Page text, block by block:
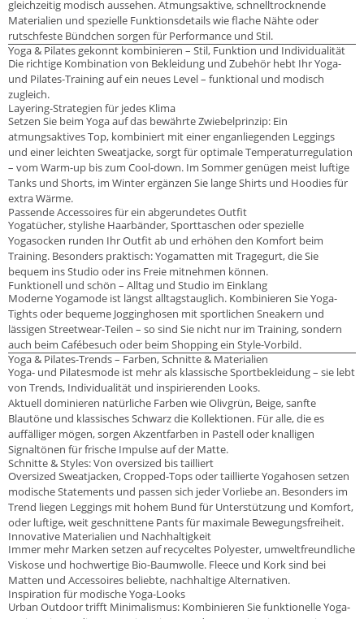
gleichzeitig modisch aussehen. Atmungsaktive, schnelltrocknende
Materialien und spezielle Funktionsdetails wie flache Nähte oder
rutschfeste Bündchen sorgen für Performance und Stil.
Yoga & Pilates gekonnt kombinieren – Stil, Funktion und Individualität
Die richtige Kombination von Bekleidung und Zubehör hebt Ihr Yoga-
und Pilates-Training auf ein neues Level – funktional und modisch
zugleich.
Layering-Strategien für jedes Klima
Setzen Sie beim Yoga auf das bewährte Zwiebelprinzip: Ein
atmungsaktives Top, kombiniert mit einer enganliegenden Leggings
und einer leichten Sweatjacke, sorgt für optimale Temperaturregulation
– vom Warm-up bis zum Cool-down. Im Sommer genügen meist luftige
Tanks und Shorts, im Winter ergänzen Sie lange Shirts und Hoodies für
extra Wärme.
Passende Accessoires für ein abgerundetes Outfit
Yogatücher, stylishe Haarbänder, Sporttaschen oder spezielle
Yogasocken runden Ihr Outfit ab und erhöhen den Komfort beim
Training. Besonders praktisch: Yogamatten mit Tragegurt, die Sie
bequem ins Studio oder ins Freie mitnehmen können.
Funktionell und schön – Alltag und Studio im Einklang
Moderne Yogamode ist längst alltagstauglich. Kombinieren Sie Yoga-
Tights oder bequeme Jogginghosen mit sportlichen Sneakern und
lässigen Streetwear-Teilen – so sind Sie nicht nur im Training, sondern
auch beim Cafébesuch oder beim Shopping ein Style-Vorbild.
Yoga & Pilates-Trends – Farben, Schnitte & Materialien
Yoga- und Pilatesmode ist mehr als klassische Sportbekleidung – sie lebt
von Trends, Individualität und inspirierenden Looks.
Aktuell dominieren natürliche Farben wie Olivgrün, Beige, sanfte
Blautöne und klassisches Schwarz die Kollektionen. Für alle, die es
auffälliger mögen, sorgen Akzentfarben in Pastell oder knalligen
Signaltönen für frische Impulse auf der Matte.
Schnitte & Styles: Von oversized bis tailliert
Oversized Sweatjacken, Cropped-Tops oder taillierte Yogahosen setzen
modische Statements und passen sich jeder Vorliebe an. Besonders im
Trend liegen Leggings mit hohem Bund für Unterstützung und Komfort,
oder luftige, weit geschnittene Pants für maximale Bewegungsfreiheit.
Innovative Materialien und Nachhaltigkeit
Immer mehr Marken setzen auf recyceltes Polyester, umweltfreundliche
Viskose und hochwertige Bio-Baumwolle. Fleece und Kork sind bei
Matten und Accessoires beliebte, nachhaltige Alternativen.
Inspiration für modische Yoga-Looks
Urban Outdoor trifft Minimalismus: Kombinieren Sie funktionelle Yoga-